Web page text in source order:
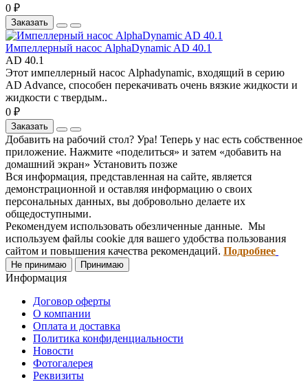
0 ₽
Заказать
Импеллерный насос AlphaDynamic AD 40.1
AD 40.1
Этот импеллерный насос Alphadynamic, входящий в серию
AD Advance, способен перекачивать очень вязкие жидкости и
жидкости с твердым..
0 ₽
Заказать
Добавить на рабочий стол? Ура! Теперь у нас есть собственное
приложение. Нажмите «поделиться» и затем «добавить на
домашний экран» Установить позже
Вся информация, представленная на сайте, является
демонстрационной и оставляя информацию о своих
персональных данных, вы добровольно делаете их
общедоступными.
Рекомендуем использовать обезличенные данные. Мы
используем файлы cookie для вашего удобства пользования
сайтом и повышения качества рекомендаций. Подробнее
Не принимаю Принимаю
Информация
Договор оферты
О компании
Оплата и доставка
Политика конфиденциальности
Новости
Фотогалерея
Реквизиты